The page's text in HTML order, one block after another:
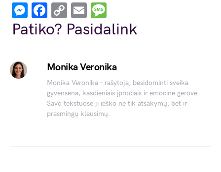
Messenger
Facebook
Copy
Link
Email
Patiko? Pasidalink
Monika Veronika
Monika Veronika – rašytoja, besidominti sveika
gyvensena, kasdieniais įpročiais ir emocine gerove.
Savo tekstuose ji ieško ne tik atsakymų, bet ir
prasmingų klausimų.